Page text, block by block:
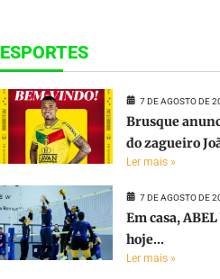
ESPORTES
7 DE AGOSTO DE
Brusque
do zagueiro
Ler mais »
7 DE AGOSTO DE
Em casa,
hoje...
Ler mais »